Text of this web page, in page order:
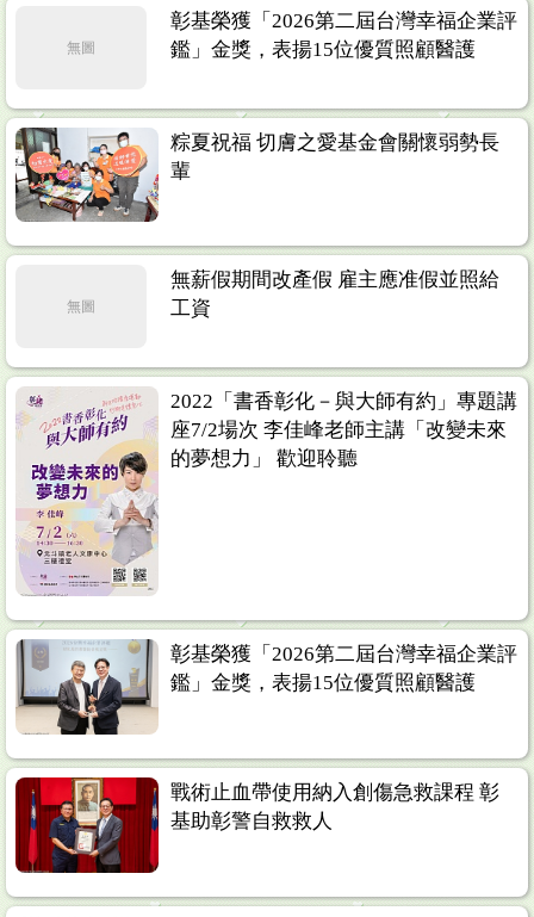
無圖
彰基榮獲「2026第二屆台灣幸福企業評
鑑」金獎，表揚15位優質照顧醫護
粽夏祝福 切膚之愛基金會關懷弱勢長
輩
無圖
無薪假期間改產假 雇主應准假並照給
工資
2022「書香彰化－與大師有約」專題講
座7/2場次 李佳峰老師主講「改變未來
的夢想力」 歡迎聆聽
彰基榮獲「2026第二屆台灣幸福企業評
鑑」金獎，表揚15位優質照顧醫護
戰術止血帶使用納入創傷急救課程 彰
基助彰警自救救人